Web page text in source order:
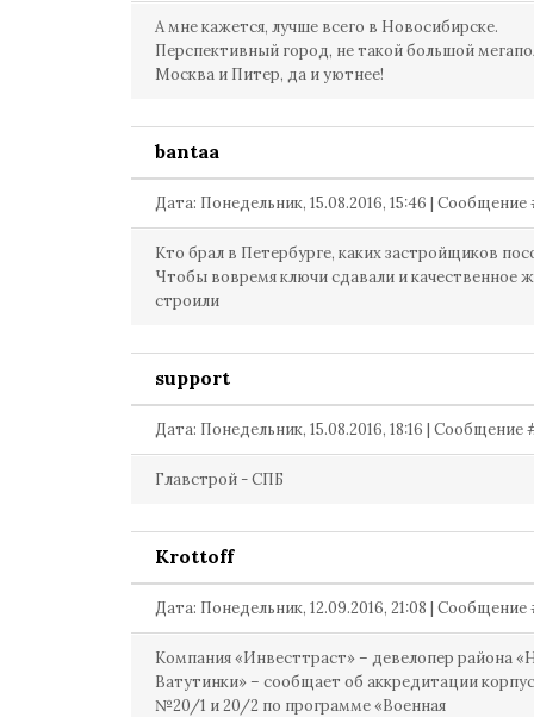
А мне кажется, лучше всего в Новосибирске.
Перспективный город, не такой большой
Москва и Питер, да и уютнее!
bantaa
Дата: Понедельник, 15.08.2016, 15:46 |
Кто брал в Петербурге, каких застройщиков
Чтобы вовремя ключи сдавали и качественное
строили
support
Дата: Понедельник, 15.08.2016, 18:16 | Сообщение
Главстрой - СПБ
Krottoff
Дата: Понедельник, 12.09.2016, 21:08 |
Компания «Инвесттраст» – девелопер района
Ватутинки» – сообщает об аккредитации
№20/1 и 20/2 по программе «Военная